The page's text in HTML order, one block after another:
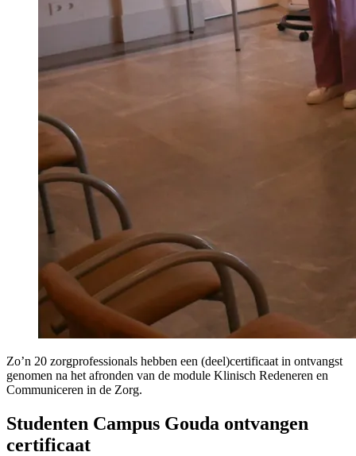
Zo’n 20 zorgprofessionals hebben een (deel)certificaat in ontvangst
genomen na het afronden van de module Klinisch Redeneren en
Communiceren in de Zorg.
Studenten Campus Gouda ontvangen
certificaat